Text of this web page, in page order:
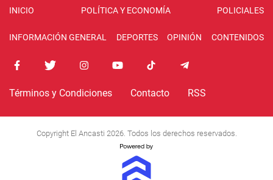
INICIO POLÍTICA Y ECONOMÍA POLICIALES
INFORMACIÓN GENERAL DEPORTES OPINIÓN CONTENIDOS
Términos y Condiciones Contacto RSS
Copyright El Ancasti 2026. Todos los derechos reservados.